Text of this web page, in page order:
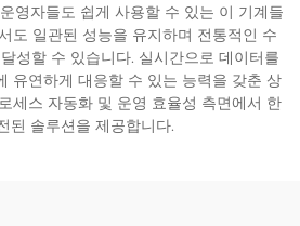
영자들도 쉽게 사용할 수 있는 이 기계들
도 일관된 성능을 유지하며 전통적인 수
성할 수 있습니다. 실시간으로 데이터를
유연하게 대응할 수 있는 능력을 갖춘 상
세스 자동화 및 운영 효율성 측면에서 한
된 솔루션을 제공합니다.